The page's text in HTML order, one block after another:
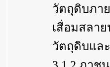
วัตถุดิบภา
เสื่อมสลา
วัตถุดิบแล
3.1.2 ภาช